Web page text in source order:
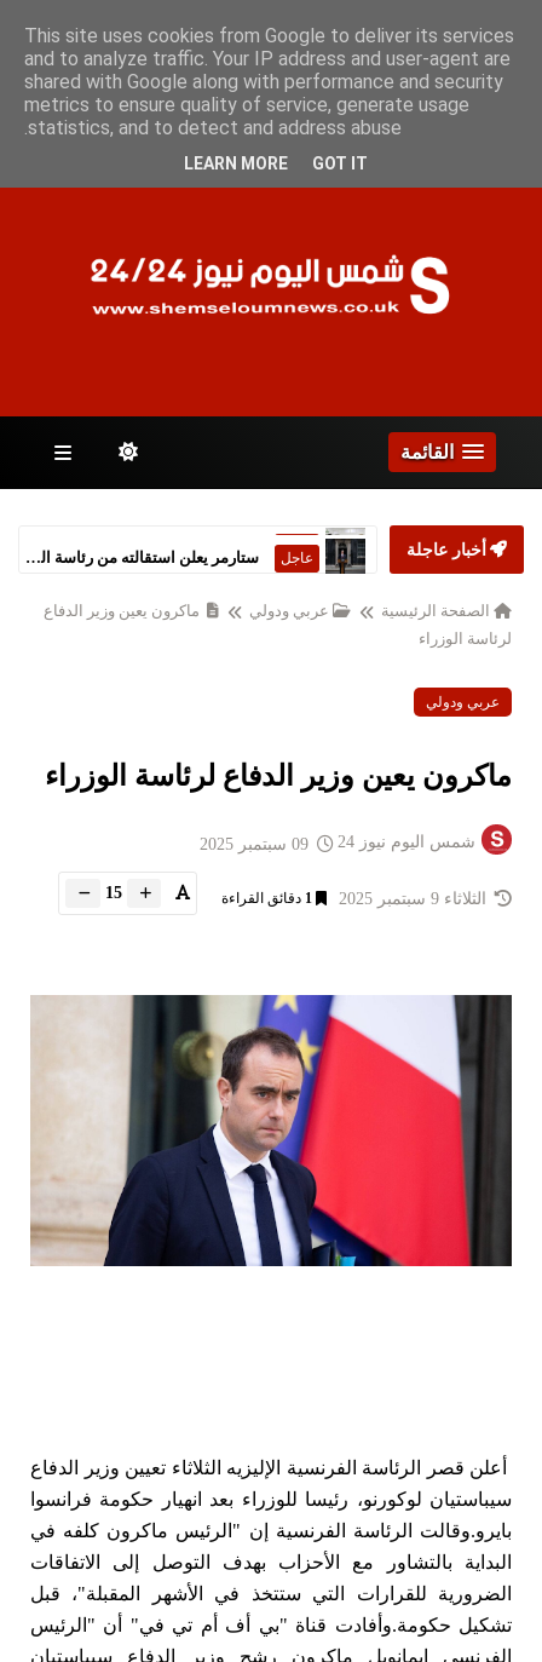
الصفحات
القائمة
أخبار عاجلة عاجل
الصفحة الرئيسية عربي ودولي
ماكرون يعين وزير الدفاع
لرئاسة الوزراء
عربي ودولي
ماكرون يعين وزير الدفاع لرئاسة الوزراء
شمس اليوم نيوز 24
الثلاثاء 9 سبتمبر 2025 1 دقائق القراءة 15
أعلن قصر الرئاسة الفرنسية الإليزيه الثلاثاء تعيين وزير الدفاع
سيباستيان لوكورنو، رئيسا للوزراء بعد انهيار حكومة فرانسوا
بايرو.وقالت الرئاسة الفرنسية إن "الرئيس ماكرون كلفه في
البداية بالتشاور مع الأحزاب بهدف التوصل إلى الاتفاقات
الضرورية للقرارات التي ستتخذ في الأشهر المقبلة"، قبل
تشكيل حكومة.وأفادت قناة "بي أف أم تي في" أن "الرئيس
الفرنسي إيمانويل ماكرون رشح وزير الدفاع سيباستيان
This site uses cookies from Google to deliver its services
and to analyze traffic. Your IP address and user-agent are
shared with Google along with performance and security
metrics to ensure quality of service, generate usage
statistics, and to detect and address abuse.
LEARN MORE GOT IT